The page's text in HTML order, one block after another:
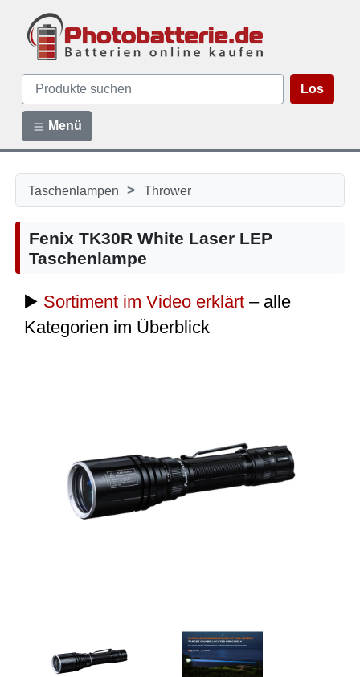
Los
Menü
Taschenlampen > Thrower
Fenix TK30R White Laser LEP
Taschenlampe
▶️ Sortiment im Video erklärt – alle
Kategorien im Überblick